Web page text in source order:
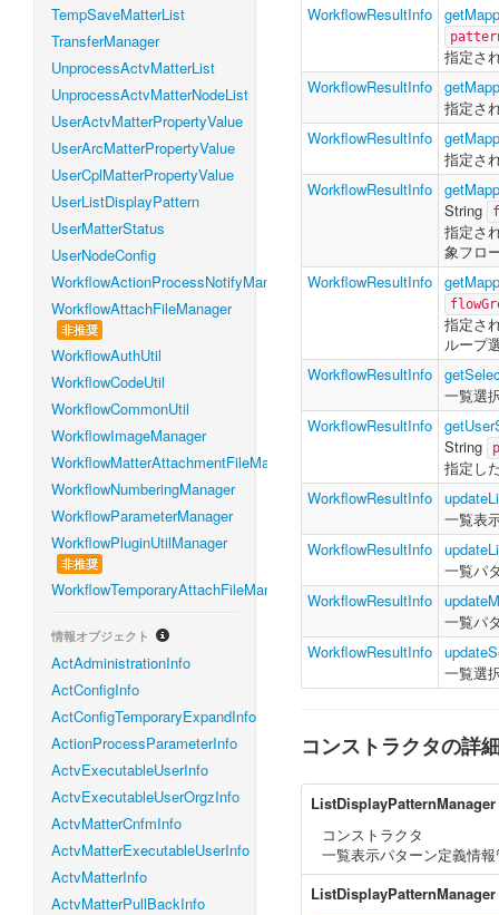
TempSaveMatterList
TransferManager
UnprocessActvMatterList
UnprocessActvMatterNodeList
UserActvMatterPropertyValue
UserArcMatterPropertyValue
UserCplMatterPropertyValue
UserListDisplayPattern
UserMatterStatus
UserNodeConfig
WorkflowActionProcessNotifyManager
WorkflowAttachFileManager
非推奨
WorkflowAuthUtil
WorkflowCodeUtil
WorkflowCommonUtil
WorkflowImageManager
WorkflowMatterAttachmentFileManager
WorkflowNumberingManager
WorkflowParameterManager
WorkflowPluginUtilManager
非推奨
WorkflowTemporaryAttachFileManager
情報オブジェクト
ActAdministrationInfo
ActConfigInfo
ActConfigTemporaryExpandInfo
ActionProcessParameterInfo
ActvExecutableUserInfo
ActvExecutableUserOrgzInfo
ActvMatterCnfmInfo
ActvMatterExecutableUserInfo
ActvMatterInfo
ActvMatterPullBackInfo
WorkflowResultInfo
指定さ
WorkflowResultInfo
指定さ
WorkflowResultInfo
指定さ
WorkflowResultInfo
String
指定さ
象フロ
WorkflowResultInfo
指定さ
ループ
WorkflowResultInfo
一覧選
WorkflowResultInfo
String
指定し
WorkflowResultInfo
一覧表
WorkflowResultInfo
一覧パ
WorkflowResultInfo
一覧パ
WorkflowResultInfo
一覧選
コンストラクタの詳
ListDisplayPatternManager
コンストラクタ
一覧表示パターン定義情
ListDisplayPatternManager